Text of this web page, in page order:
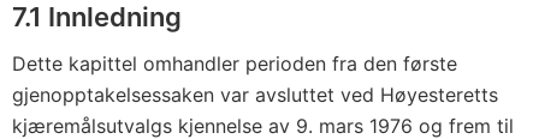
7.1 Innledning
Dette kapittel omhandler perioden fra den første
gjenopptakelsessaken var avsluttet ved Høyesteretts
kjæremålsutvalgs kjennelse av 9. mars 1976 og frem til